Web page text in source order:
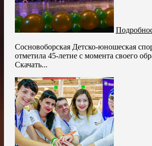
Сосновоборская Детско-юношеская
отметила 45-летие с момента своего
Скачать...